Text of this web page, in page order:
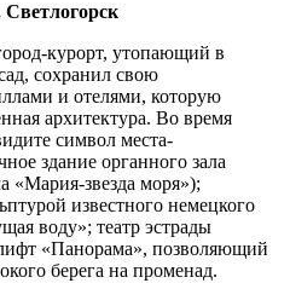
Светлогорск
курорт, утопающий в
сохранил свою
и отелями, которую
архитектура. Во время
символ места-
здание органного зала
«Мария-звезда моря»);
известного немецкого
воду»; театр эстрады
«Панорама», позволяющий
берега на променад.